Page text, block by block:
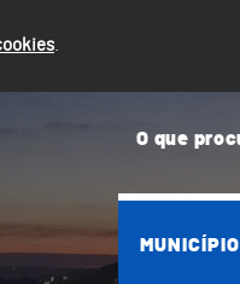
.
MUNICÍPIO